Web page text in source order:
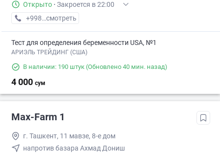
Открыто · Закроется в 22:00
+998 (94) XXX-XX-XX
смотреть
Тест для определения беременности USA, №1
АРИЭЛЬ ТРЕЙДИНГ (США)
В наличии: 190 штук (Обновлено 40 мин. назад)
4 000 сум
Max-Farm 1
г. Ташкент, 11 мавзе, 8-е дом
напротив базара Ахмад Дониш